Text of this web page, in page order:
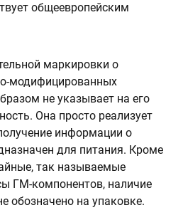
общеевропейским
маркировки о
модифицированных
не указывает на его
Она просто реализует
информации о
для питания. Кроме
так называемые
ГМ-компонентов, наличие
обозначено на упаковке.